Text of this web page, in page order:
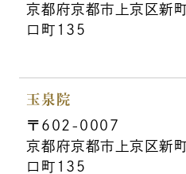
京都府京都市上京区新
口町135
玉泉院
〒602-0007
京都府京都市上京区新
口町135